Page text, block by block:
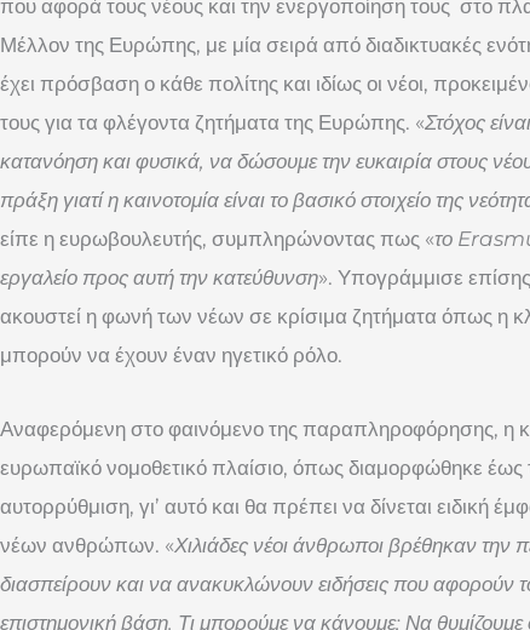
που αφορά τους νέους και την ενεργοποίηση τους στο
Μέλλον της Ευρώπης, με μία σειρά από διαδικτυακές
έχει πρόσβαση ο κάθε πολίτης και ιδίως οι νέοι,
τους για τα φλέγοντα ζητήματα της Ευρώπης. «Στόχος
κατανόηση και φυσικά, να δώσουμε την ευκαιρία στους
πράξη γιατί η καινοτομία είναι το βασικό στοιχείο της
είπε η ευρωβουλευτής, συμπληρώνοντας πως «το
εργαλείο προς αυτή την κατεύθυνση». Υπογράμμισε
ακουστεί η φωνή των νέων σε κρίσιμα ζητήματα όπως η
μπορούν να έχουν έναν ηγετικό ρόλο.
Αναφερόμενη στο φαινόμενο της παραπληροφόρησης,
ευρωπαϊκό νομοθετικό πλαίσιο, όπως διαμορφώθηκε έως
αυτορρύθμιση, γι’ αυτό και θα πρέπει να δίνεται ειδική
νέων ανθρώπων. «Χιλιάδες νέοι άνθρωποι βρέθηκαν την
διασπείρουν και να ανακυκλώνουν ειδήσεις που αφορούν
επιστημονική βάση. Τι μπορούμε να κάνουμε; Να θυμίζουμε